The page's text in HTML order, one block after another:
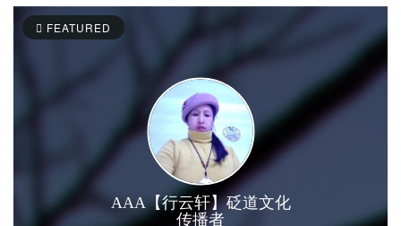
FEATURED
AAA【行云轩】砭道文化
传播者